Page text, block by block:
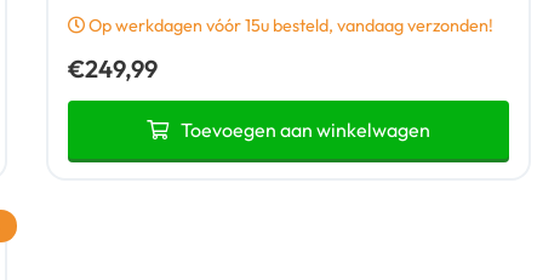
Op werkdagen vóór 15u besteld, vandaag verzonden!
€249,99
Toevoegen aan winkelwagen